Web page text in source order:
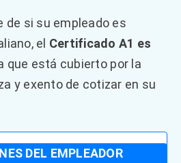
de si su empleado es
el Certificado A1 es
que está cubierto por la
y exento de cotizar en su
DEL EMPLEADOR